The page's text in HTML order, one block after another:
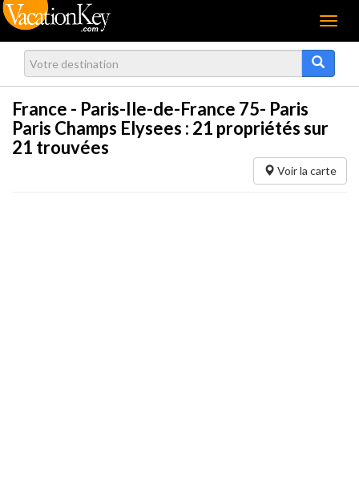
Menu
France - Paris-Ile-de-France 75- Paris
Paris Champs Elysees : 21 propriétés sur
21 trouvées
Voir la carte